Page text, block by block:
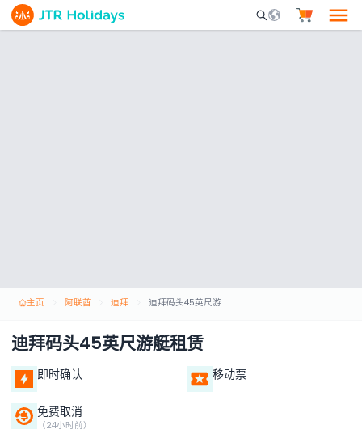
Mobile Search
主页 阿联酋 迪拜 迪拜码头45英尺游艇租赁
迪拜码头45英尺游艇租赁
即时确认 移动票
免费取消
（24小时前）